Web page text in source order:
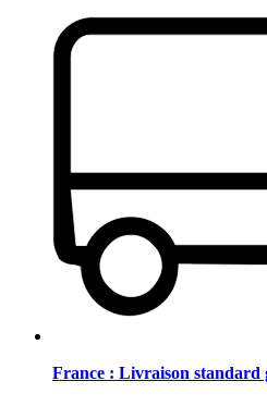
France : Livraison standard